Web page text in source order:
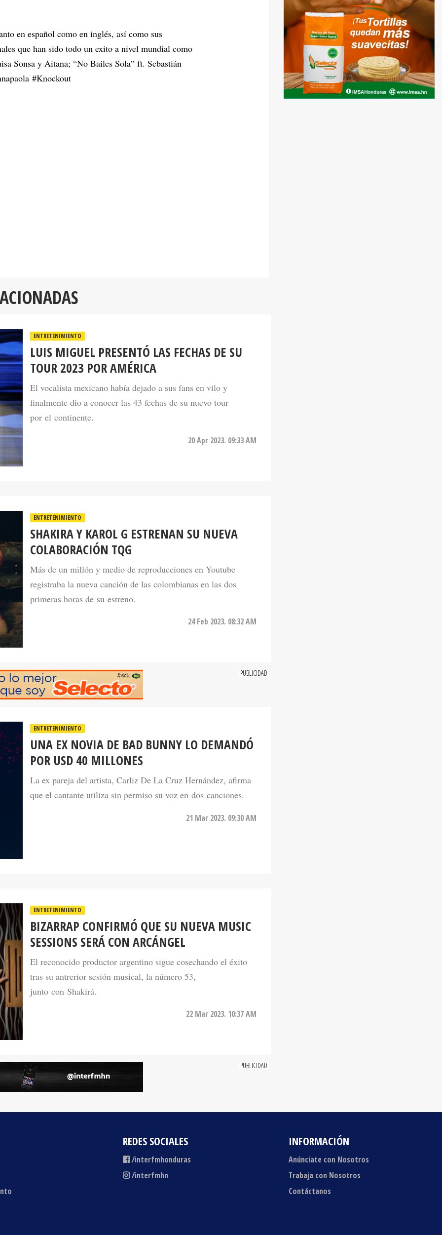
en español como en inglés, así como sus
que han sido todo un exito a nivel mundial como
Sonsa y Aitana; “No Bailes Sola” ft. Sebastián
#Knockout
ENTRETENIMIENTO
LUIS MIGUEL PRESENTÓ LAS FECHAS DE SU
TOUR 2023 POR AMÉRICA
El vocalista mexicano había dejado a sus fans en vilo y
finalmente dio a conocer las 43 fechas de su nuevo tour
por el continente.
20 Apr 2023. 09:33 AM
ENTRETENIMIENTO
SHAKIRA Y KAROL G ESTRENAN SU NUEVA
COLABORACIÓN TQG
Más de un millón y medio de reproducciones en Youtube
registraba la nueva canción de las colombianas en las dos
primeras horas de su estreno.
24 Feb 2023. 08:32 AM
UNA EX NOVIA DE BAD BUNNY LO DEMANDÓ
POR USD 40 MILLONES
La ex pareja del artista, Carliz De La Cruz Hernández, afirma
que el cantante utiliza sin permiso su voz en dos canciones.
21 Mar 2023. 09:30 AM
BIZARRAP CONFIRMÓ QUE SU NUEVA MUSIC
SESSIONS SERÁ CON ARCÁNGEL
El reconocido productor argentino sigue cosechando el éxito
tras su antrerior sesión musical, la número 53,
junto con Shakirá.
REDES SOCIALES
/interfmhonduras
/interfmhn
INFORMACIÓN
Anúnciate con Nosotros
Trabaja con Nosotros
Contáctanos